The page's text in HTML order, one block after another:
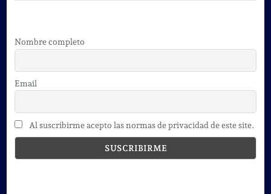
Nombre completo
Email
Al suscribirme acepto las normas de privacidad de este site.